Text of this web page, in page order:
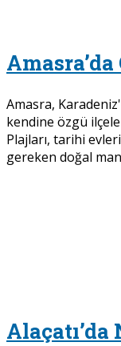
Amasra,
kendine özgü
Plajları, tarihi
gereken doğal
Alaçatı’da